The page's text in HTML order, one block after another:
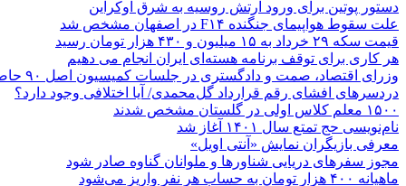
دستور پوتین برای ورود ارتش روسیه به شرق اوکراین
علت سقوط هواپیمای جنگنده F۱۴ در اصفهان مشخص شد
قیمت سکه ۲۹ خرداد به ۱۵ میلیون و ۴۳۰ هزار تومان رسید
هر کاری برای توقف برنامه هسته‌ای ایران انجام می دهیم
وزرای اقتصاد، صمت و دادگستری در جلسات کمیسیون اصل ۹۰ حاضر می‌شوند
دردسرهای افشای رقم قرارداد گل‌محمدی/ آیا اختلافی وجود دارد؟
۱۵۰۰ معلم کلاس اولی در گلستان مشخص شدند
نام‌نویسی حج تمتع سال ۱۴۰۱ آغاز شد
معرفی بازیگران نمایش «آنتی اویل»
مجوز سفرهای دریایی شناورها و ملوانان گناوه صادر شود
ماهیانه ۴۰۰ هزار تومان به حساب هر نفر واریز می‌شود